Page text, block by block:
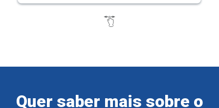
Quer saber mais sobre o